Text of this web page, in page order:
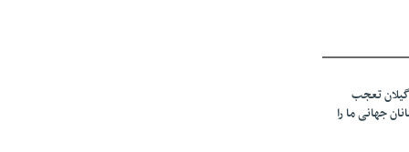
نسخه
پزشک‌نماها
نوشتند
در
تعجب
جهانی ما را